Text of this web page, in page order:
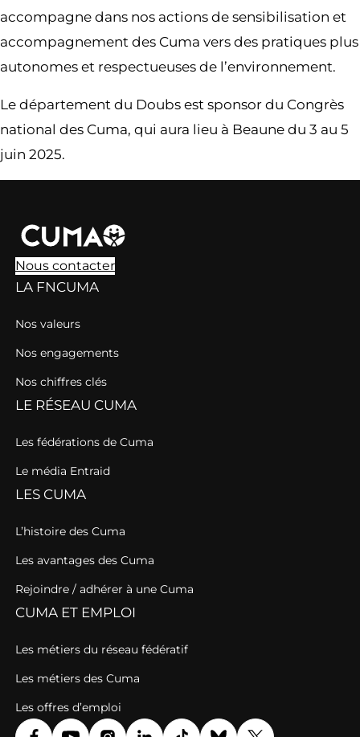
accompagne dans nos actions de sensibilisation et
accompagnement des Cuma vers des pratiques plus
autonomes et respectueuses de l’environnement.
Le département du Doubs est sponsor du Congrès
national des Cuma, qui aura lieu à Beaune du 3 au 5
juin 2025.
Nous contacter
LA FNCUMA
Nos valeurs
Nos engagements
Nos chiffres clés
LE RÉSEAU CUMA
Les fédérations de Cuma
Le média Entraid
LES CUMA
L’histoire des Cuma
Les avantages des Cuma
Rejoindre / adhérer à une Cuma
CUMA ET EMPLOI
Les métiers du réseau fédératif
Les métiers des Cuma
Les offres d’emploi